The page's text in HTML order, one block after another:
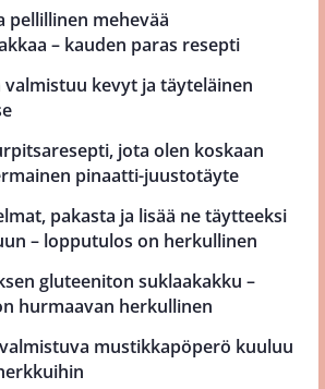
pellillinen mehevää
– kauden paras resepti
valmistuu kevyt ja täyteläinen
jota olen koskaan
pinaatti-juustotäyte
pakasta ja lisää ne täytteeksi
– lopputulos on herkullinen
gluteeniton suklaakakku –
hurmaavan herkullinen
mustikkapöperö kuuluu